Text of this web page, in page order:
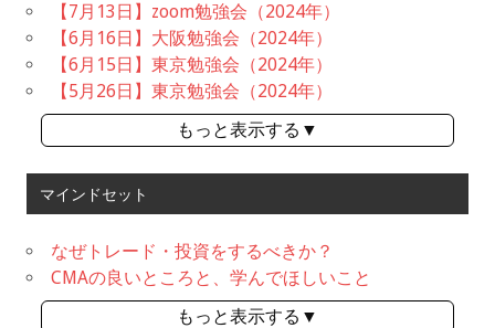
【7月13日】zoom勉強会（2024年）
【6月16日】大阪勉強会（2024年）
【6月15日】東京勉強会（2024年）
【5月26日】東京勉強会（2024年）
もっと表示する▼
マインドセット
なぜトレード・投資をするべきか？
CMAの良いところと、学んでほしいこと
もっと表示する▼